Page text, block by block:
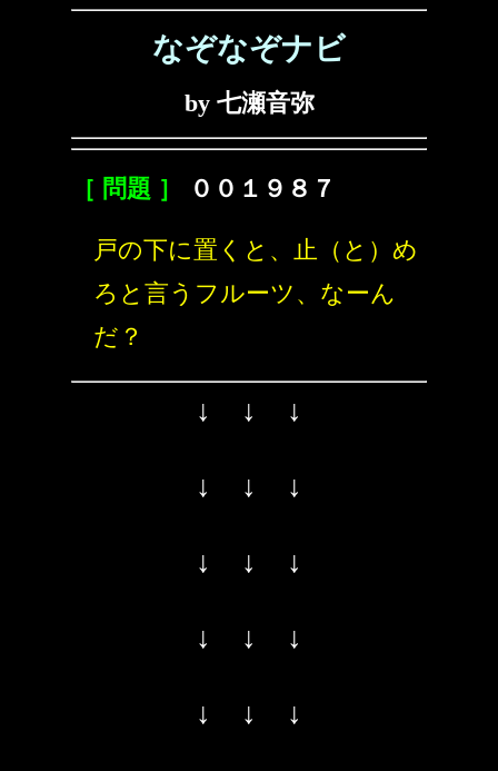
なぞなぞナビ
by 七瀬音弥
［ 問題 ］ ００１９８７
戸の下に置くと、止（と）め
ろと言うフルーツ、なーん
だ？
↓ ↓ ↓
↓ ↓ ↓
↓ ↓ ↓
↓ ↓ ↓
↓ ↓ ↓